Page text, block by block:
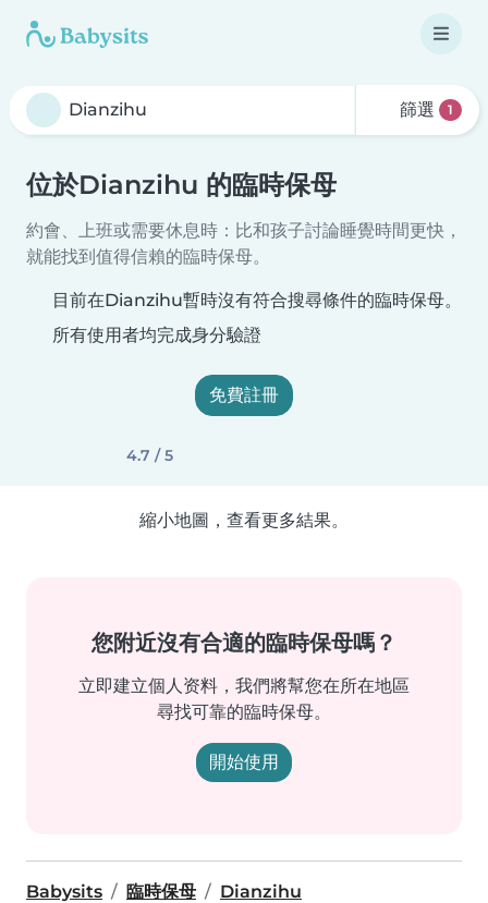
篩選 1
位於Dianzihu 的臨時保母
約會、上班或需要休息時：比和孩子討論睡覺時間更快，
就能找到值得信賴的臨時保母。
目前在Dianzihu暫時沒有符合搜尋條件的臨時保母。
所有使用者均完成身分驗證
免費註冊
4.7 / 5
縮小地圖，查看更多結果。
您附近沒有合適的臨時保母嗎？
立即建立個人资料，我們將幫您在所在地區
尋找可靠的臨時保母。
開始使用
Babysits 臨時保母 Dianzihu